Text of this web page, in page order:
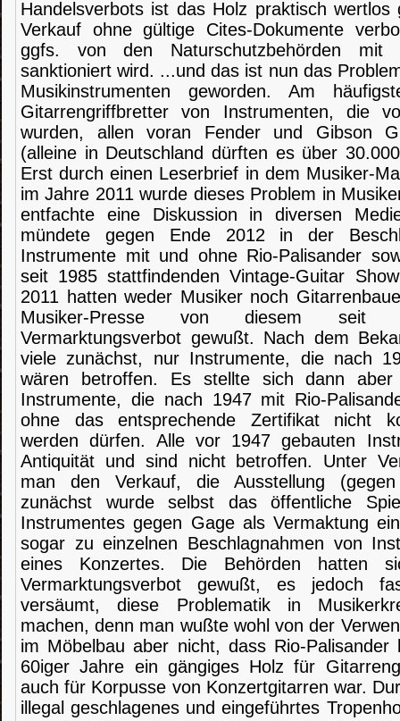
Handelsverbots ist das Holz praktisch wertlos
Verkauf ohne gültige Cites-Dokumente
ggfs. von den Naturschutzbehörden mit
sanktioniert wird. ...und das ist nun das
Musikinstrumenten geworden. Am
Gitarrengriffbretter von Instrumenten, die
wurden, allen voran Fender und Gibson
(alleine in Deutschland dürften es über
Erst durch einen Leserbrief in dem Musiker-
im Jahre 2011 wurde dieses Problem in
entfachte eine Diskussion in diversen
mündete gegen Ende 2012 in der
Instrumente mit und ohne Rio-Palisander
seit 1985 stattfindenden Vintage-Guitar
2011 hatten weder Musiker noch
Musiker-Presse von diesem seit
Vermarktungsverbot gewußt. Nach dem
viele zunächst, nur Instrumente, die nach
wären betroffen. Es stellte sich dann
Instrumente, die nach 1947 mit Rio-
ohne das entsprechende Zertifikat nicht
werden dürfen. Alle vor 1947 gebauten
Antiquität und sind nicht betroffen. Unter
man den Verkauf, die Ausstellung
zunächst wurde selbst das öffentliche
Instrumentes gegen Gage als Vermaktung
sogar zu einzelnen Beschlagnahmen von
eines Konzertes. Die Behörden hatten
Vermarktungsverbot gewußt, es jedoch
versäumt, diese Problematik in
machen, denn man wußte wohl von der
im Möbelbau aber nicht, dass Rio-
60iger Jahre ein gängiges Holz für
auch für Korpusse von Konzertgitarren war.
illegal geschlagenes und eingeführtes